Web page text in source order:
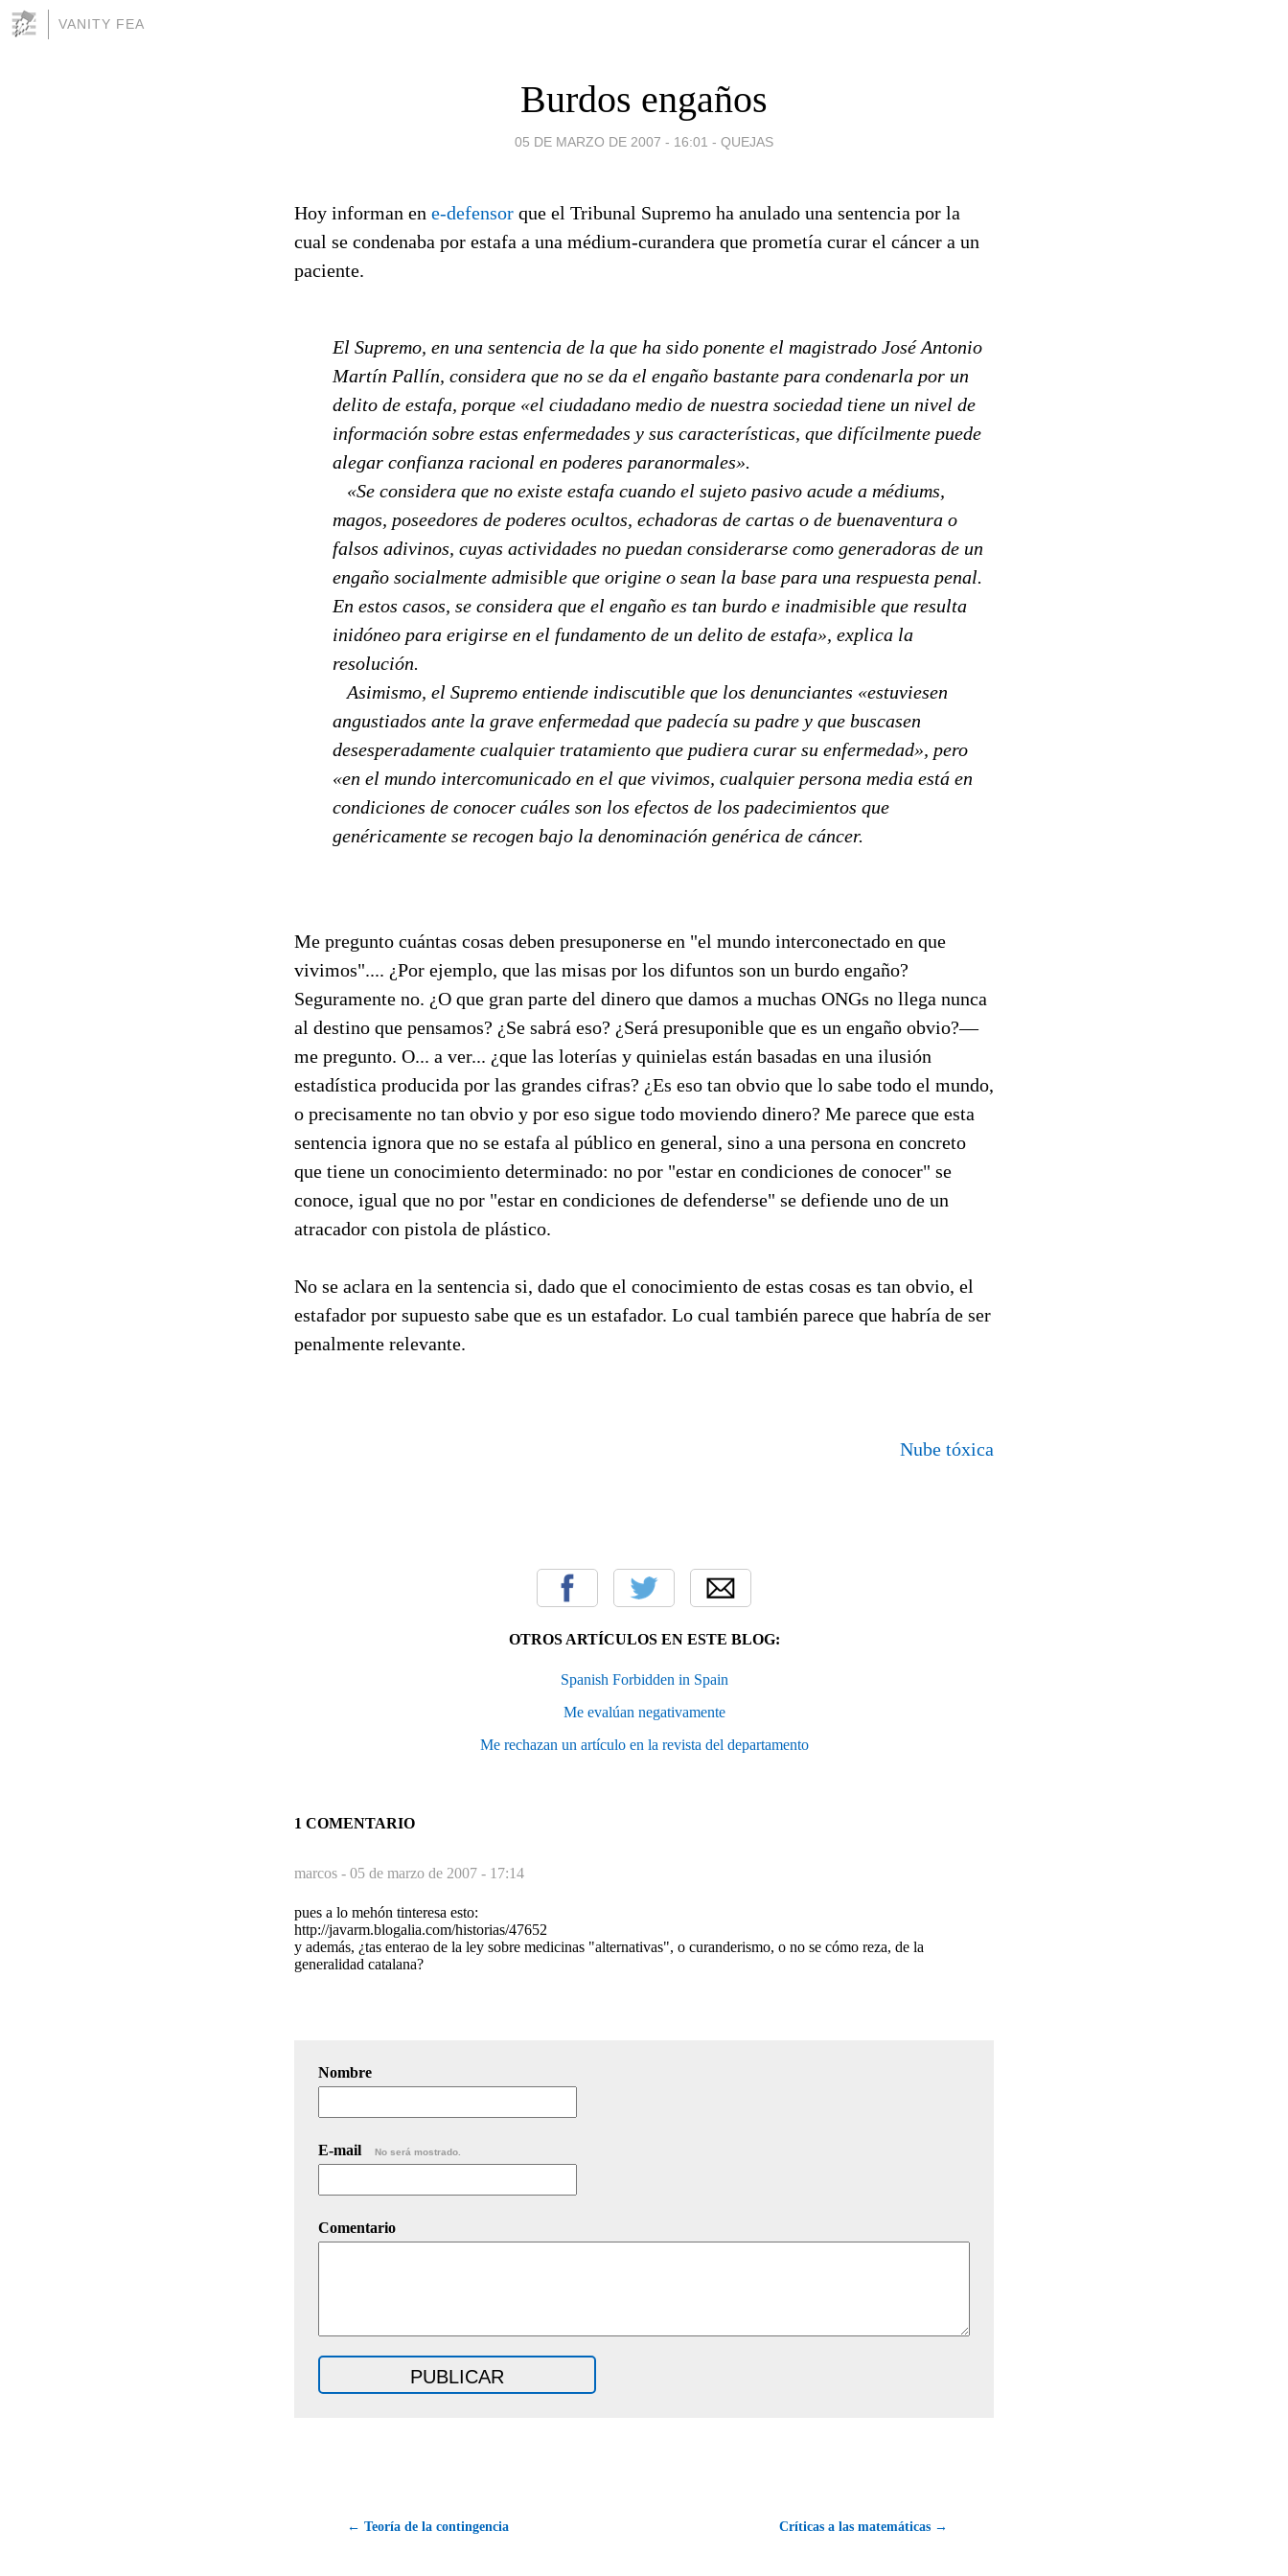
VANITY FEA
Burdos engaños
05 DE MARZO DE 2007 - 16:01 - QUEJAS
Hoy informan en e-defensor que el Tribunal Supremo ha anulado una sentencia por la
cual se condenaba por estafa a una médium-curandera que prometía curar el cáncer a un
paciente.
El Supremo, en una sentencia de la que ha sido ponente el magistrado José Antonio
Martín Pallín, considera que no se da el engaño bastante para condenarla por un
delito de estafa, porque «el ciudadano medio de nuestra sociedad tiene un nivel de
información sobre estas enfermedades y sus características, que difícilmente puede
alegar confianza racional en poderes paranormales».
«Se considera que no existe estafa cuando el sujeto pasivo acude a médiums,
magos, poseedores de poderes ocultos, echadoras de cartas o de buenaventura o
falsos adivinos, cuyas actividades no puedan considerarse como generadoras de un
engaño socialmente admisible que origine o sean la base para una respuesta penal.
En estos casos, se considera que el engaño es tan burdo e inadmisible que resulta
inidóneo para erigirse en el fundamento de un delito de estafa», explica la
resolución.
Asimismo, el Supremo entiende indiscutible que los denunciantes «estuviesen
angustiados ante la grave enfermedad que padecía su padre y que buscasen
desesperadamente cualquier tratamiento que pudiera curar su enfermedad», pero
«en el mundo intercomunicado en el que vivimos, cualquier persona media está en
condiciones de conocer cuáles son los efectos de los padecimientos que
genéricamente se recogen bajo la denominación genérica de cáncer.
Me pregunto cuántas cosas deben presuponerse en "el mundo interconectado en que
vivimos".... ¿Por ejemplo, que las misas por los difuntos son un burdo engaño?
Seguramente no. ¿O que gran parte del dinero que damos a muchas ONGs no llega nunca
al destino que pensamos? ¿Se sabrá eso? ¿Será presuponible que es un engaño obvio?—
me pregunto. O... a ver... ¿que las loterías y quinielas están basadas en una ilusión
estadística producida por las grandes cifras? ¿Es eso tan obvio que lo sabe todo el mundo,
o precisamente no tan obvio y por eso sigue todo moviendo dinero? Me parece que esta
sentencia ignora que no se estafa al público en general, sino a una persona en concreto
que tiene un conocimiento determinado: no por "estar en condiciones de conocer" se
conoce, igual que no por "estar en condiciones de defenderse" se defiende uno de un
atracador con pistola de plástico.
No se aclara en la sentencia si, dado que el conocimiento de estas cosas es tan obvio, el
estafador por supuesto sabe que es un estafador. Lo cual también parece que habría de ser
penalmente relevante.
Nube tóxica
OTROS ARTÍCULOS EN ESTE BLOG:
Spanish Forbidden in Spain
Me evalúan negativamente
Me rechazan un artículo en la revista del departamento
1 COMENTARIO
marcos - 05 de marzo de 2007 - 17:14
pues a lo mehón tinteresa esto:
http://javarm.blogalia.com/historias/47652
y además, ¿tas enterao de la ley sobre medicinas "alternativas", o curanderismo, o no se cómo reza, de la
generalidad catalana?
Nombre
E-mail No será mostrado.
Comentario
← Teoría de la contingencia Críticas a las matemáticas →